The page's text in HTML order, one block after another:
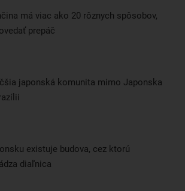
má viac ako 20 rôznych spôsobov,
prepáč
japonská komunita mimo Japonska
existuje budova, cez ktorú
diaľnica